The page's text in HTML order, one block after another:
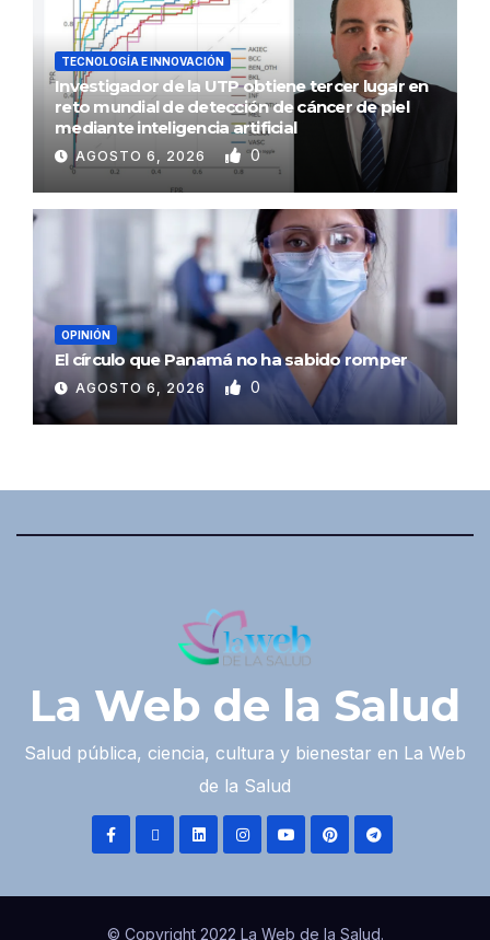
TECNOLOGÍA E INNOVACIÓN
Investigador de la UTP obtiene tercer lugar en
reto mundial de detección de cáncer de piel
mediante inteligencia artificial
AGOSTO 6, 2026 0
OPINIÓN
El círculo que Panamá no ha sabido romper
AGOSTO 6, 2026 0
La Web de la Salud
Salud pública, ciencia, cultura y bienestar en La Web
de la Salud
© Copyright 2022 La Web de la Salud.